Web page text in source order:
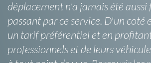
déplacement n'a jamais été aussi
passant par ce service. D'un coté
un tarif préférentiel et en
professionnels et de leurs